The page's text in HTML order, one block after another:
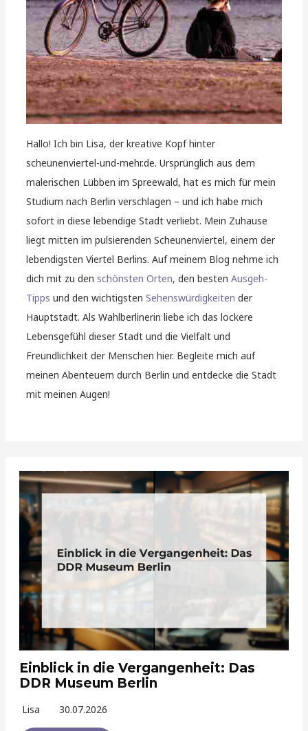
Hallo! Ich bin Lisa, der kreative Kopf hinter
scheunenviertel-und-mehr.de. Ursprünglich aus dem
malerischen Lübben im Spreewald, hat es mich für mein
Studium nach Berlin verschlagen – und ich habe mich
sofort in diese lebendige Stadt verliebt. Mein Zuhause
liegt mitten im pulsierenden Scheunenviertel, einem der
lebendigsten Viertel Berlins. Auf meinem Blog nehme ich
dich mit zu denschönsten Orten, den bestenAusgeh-
Tipps und den wichtigstenSehenswürdigkeiten der
Hauptstadt. Als Wahlberlinerin liebe ich das lockere
Lebensgefühl dieser Stadt und die Vielfalt und
Freundlichkeit der Menschen hier. Begleite mich auf
meinen Abenteuern durch Berlin und entdecke die Stadt
mit meinen Augen!
Einblick in die Vergangenheit: Das
DDR Museum Berlin
Lisa 30.07.2026